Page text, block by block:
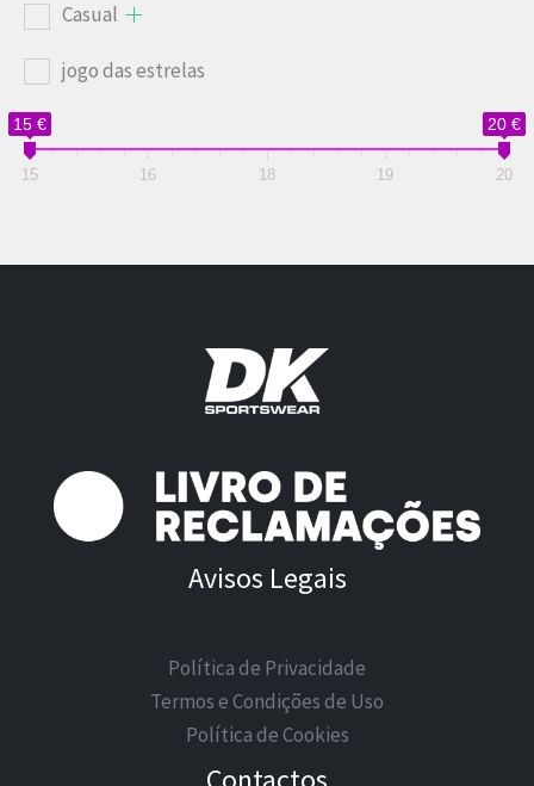
Casual
jogo das estrelas
15 € 20 €
15 16 18 19 20
Avisos Legais
Política de Privacidade
Termos e Condições de Uso
Política de Cookies